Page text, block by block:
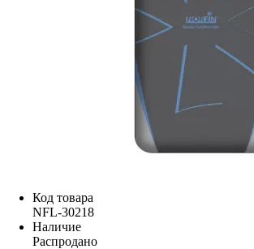
Код товара
NFL-30218
Наличие
Распродано